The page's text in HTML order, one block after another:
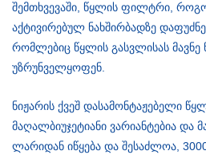
შემთხვევაში, წყლის ფილტრი,
აქტივირებულ ნახშირბადზე
რომლებიც წყლის გასვლისას მავნე
უზრუნველყოფენ.
ნიჟარის ქვეშ დასამონტაჟებელი
მაღალბიუჯეტიანი ვარიანტებია და
ლარიდან იწყება და შესაძლოა,